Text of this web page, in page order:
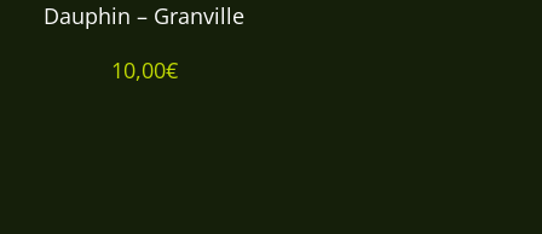
Dauphin – Granville
10,00€